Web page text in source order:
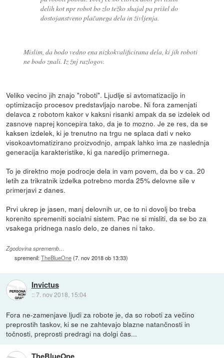
delih kot npr robot bo zlo težko shajal pa prišel do
dostojanstveno plačanega dela in življenja.
Mislim, da bodo vedno ena nizkokvalificirana dela, ki jih roboti
ne bodo znali. Iz žnj razlogov.
Veliko vecino jih znajo "roboti". Ljudlje si avtomatizacijo in
optimizacijo procesov predstavljajo narobe. Ni fora zamenjati
delavca z robotom kakor v kaksni risanki ampak da se izdelek od
zasnove naprej koncepira tako, da je to mozno. Je ze res, da se
kaksen izdelek, ki je trenutno na trgu ne splaca dati v neko
visokoavtomatizirano proizvodnjo, ampak lahko ima ze naslednja
generacija karakteristike, ki ga naredijo primernega.
To je direktno moje podrocje dela in vam povem, da bo v ca. 20
letih za trikratnik izdelka potrebno morda 25% delovne sile v
primerjavi z danes.
Prvi ukrep je jasen, manj delovnih ur, ce to ni dovolj bo treba
korenito spremeniti socialni sistem. Pac ne si misliti, da se bo za
vsakega pridnega naslo delo, ze danes ni tako.
Zgodovina sprememb…
spremenil:TheBlueOne(7. nov 2018 ob 13:33)
Invictus
::7. nov 2018, 15:04
Fora ne-zamenjave ljudi za robote je, da so roboti za večino
preprostih taskov, ki se ne zahtevajo blazne natančnosti in
točnosti, preprosti predragi na dolgi čas...